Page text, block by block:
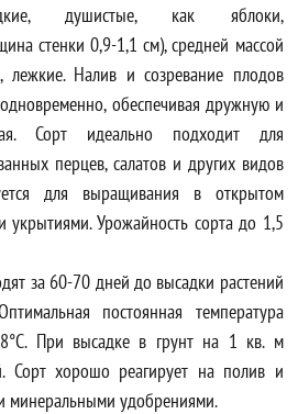
душистые, как яблоки,
стенки 0,9-1,1 см), средней массой
лежкие. Налив и созревание плодов
обеспечивая дружную и
Сорт идеально подходит для
перцев, салатов и других видов
для выращивания в открытом
укрытиями. Урожайность сорта до 1,5
за 60-70 дней до высадки растений
постоянная температура
При высадке в грунт на 1 кв. м
Сорт хорошо реагирует на полив и
минеральными удобрениями.